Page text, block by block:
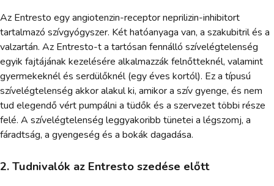
Az Entresto egy angiotenzin-receptor neprilizin-inhibitort
tartalmazó szívgyógyszer. Két hatóanyaga van, a szakubitril és a
valzartán. Az Entresto-t a tartósan fennálló szívelégtelenség
egyik fajtájának kezelésére alkalmazzák felnőtteknél, valamint
gyermekeknél és serdülőknél (egy éves kortól). Ez a típusú
szívelégtelenség akkor alakul ki, amikor a szív gyenge, és nem
tud elegendő vért pumpálni a tüdők és a szervezet többi része
felé. A szívelégtelenség leggyakoribb tünetei a légszomj, a
fáradtság, a gyengeség és a bokák dagadása.
2. Tudnivalók az Entresto szedése előtt